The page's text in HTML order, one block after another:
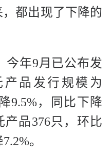
都出现了下降的
今年9月已公布发
品发行规模为
9.5%，同比下降
产品376只，环比
。